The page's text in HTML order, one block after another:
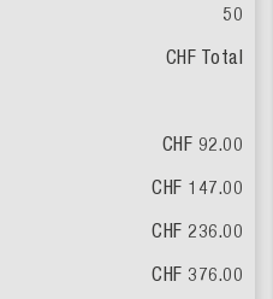
50
CHF Total
CHF 92.00
CHF 147.00
CHF 236.00
CHF 376.00